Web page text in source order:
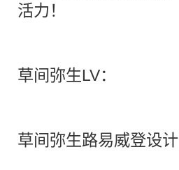
活力！
草间弥生LV：
草间弥生路易威登设计